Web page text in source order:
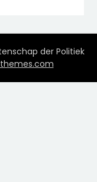
der Politiek